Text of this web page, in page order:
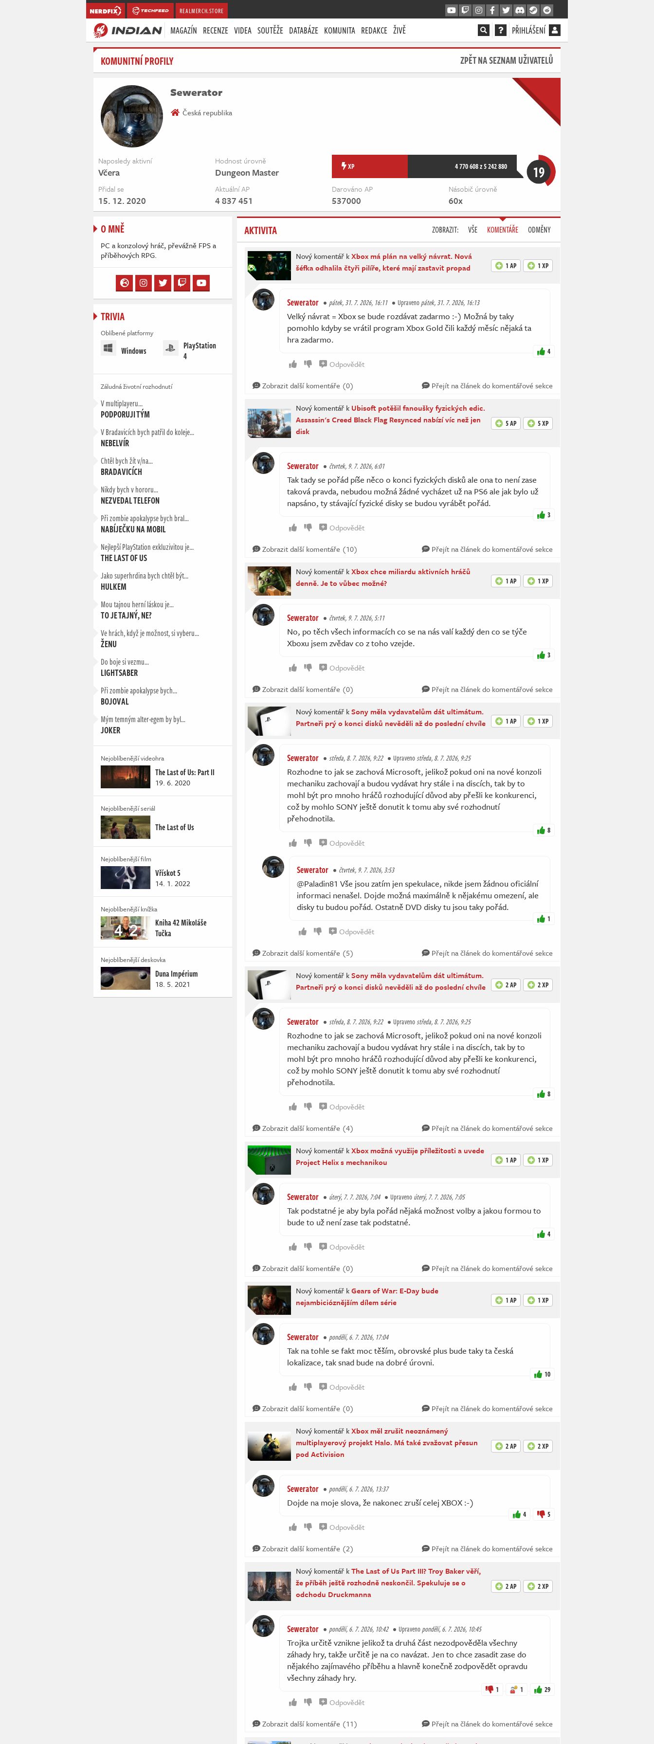
REALMERCH.STORE
MAGAZÍN RECENZE VIDEA SOUTĚŽE DATABÁZE KOMUNITA REDAKCE ŽIVĚ PŘIHLÁŠENÍ
KOMUNITNÍ PROFILY ZPĚT NA SEZNAM UŽIVATELŮ
Sewerator
Česká republika
Naposledy aktivní
Včera
Hodnost úrovně
Dungeon Master XP 4 770 608 z 5 242 880 19
Přidal se
15. 12. 2020
Aktuální AP
4 837 451
Darováno AP
537000
Násobič úrovně
60x
O MNĚ
PC a konzolový hráč, převážně FPS a
příběhových RPG.
TRIVIA
Oblíbené platformy
Windows
PlayStation
4
Záludná životní rozhodnutí
V multiplayeru...
PODPORUJI TÝM
V Bradavicích bych patřil do koleje…
NEBELVÍR
Chtěl bych žít v/na…
BRADAVICÍCH
Nikdy bych v hororu…
NEZVEDAL TELEFON
Při zombie apokalypse bych bral…
NABÍJEČKU NA MOBIL
Nejlepší PlayStation exkluzivitou je...
THE LAST OF US
Jako superhrdina bych chtěl být...
HULKEM
Mou tajnou herní láskou je…
TO JE TAJNÝ, NE?
Ve hrách, když je možnost, si vyberu...
ŽENU
Do boje si vezmu…
LIGHTSABER
Při zombie apokalypse bych...
BOJOVAL
Mým temným alter-egem by byl…
JOKER
Nejoblíbenější videohra
The Last of Us: Part II
19. 6. 2020
Nejoblíbenější seriál
The Last of Us
Nejoblíbenější film
Vřískot 5
14. 1. 2022
Nejoblíbenější knížka
Kniha 42 Mikoláše
Tučka
Nejoblíbenější deskovka
Duna Impérium
18. 5. 2021
AKTIVITA ZOBRAZIT: VŠE KOMENTÁŘE ODMĚNY
Nový komentář kXbox má plán na velký návrat. Nová
šéfka odhalila čtyři pilíře, které mají zastavit propad
1 AP 1 XP
Sewerator pátek, 31. 7. 2026, 16:11 Upravenopátek, 31. 7. 2026, 16:13
Velký návrat = Xbox se bude rozdávat zadarmo :-) Možná by taky
pomohlo kdyby se vrátil program Xbox Gold čili každý měsíc nějaká ta
hra zadarmo.
4
Odpovědět
Zobrazit další komentáře (0)
Přejít na článek do komentářové sekce
Nový komentář k Ubisoft potěšil fanoušky fyzických edic.
Assassin's Creed Black Flag Resynced nabízí víc než jen
disk
5 AP 5 XP
Sewerator čtvrtek, 9. 7. 2026, 6:01
Tak tady se pořád píše něco o konci fyzických disků ale ona to není zase
taková pravda, nebudou možná žádné vycházet už na PS6 ale jak bylo už
napsáno, ty stávající fyzické disky se budou vyrábět pořád.
3
Odpovědět
Zobrazit další komentáře (10)
Přejít na článek do komentářové sekce
Nový komentář kXbox chce miliardu aktivních hráčů
denně. Je to vůbec možné?
1 AP 1 XP
Sewerator čtvrtek, 9. 7. 2026, 5:11
No, po těch všech informacích co se na nás valí každý den co se týče
Xboxu jsem zvědav co z toho vzejde.
3
Odpovědět
Zobrazit další komentáře (0)
Přejít na článek do komentářové sekce
Nový komentář kSony měla vydavatelům dát ultimátum.
Partneři prý o konci disků nevěděli až do poslední chvíle
1 AP 1 XP
Sewerator středa, 8. 7. 2026, 9:22 Upravenostředa, 8. 7. 2026, 9:25
Rozhodne to jak se zachová Microsoft, jelikož pokud oni na nové konzoli
mechaniku zachovají a budou vydávat hry stále i na discích, tak by to
mohl být pro mnoho hráčů rozhodující důvod aby přešli ke konkurenci,
což by mohlo SONY ještě donutit k tomu aby své rozhodnutí
přehodnotila.
8
Odpovědět
Sewerator čtvrtek, 9. 7. 2026, 3:53
@Paladin81 Vše jsou zatím jen spekulace, nikde jsem žádnou oficiální
informaci nenašel. Dojde možná maximálně k nějakému omezení, ale
disky tu budou pořád. Ostatně DVD disky tu jsou taky pořád.
1
Odpovědět
Zobrazit další komentáře (5)
Přejít na článek do komentářové sekce
Nový komentář kSony měla vydavatelům dát ultimátum.
Partneři prý o konci disků nevěděli až do poslední chvíle
2 AP 2 XP
Sewerator středa, 8. 7. 2026, 9:22 Upravenostředa, 8. 7. 2026, 9:25
Rozhodne to jak se zachová Microsoft, jelikož pokud oni na nové konzoli
mechaniku zachovají a budou vydávat hry stále i na discích, tak by to
mohl být pro mnoho hráčů rozhodující důvod aby přešli ke konkurenci,
což by mohlo SONY ještě donutit k tomu aby své rozhodnutí
přehodnotila.
8
Odpovědět
Zobrazit další komentáře (4)
Přejít na článek do komentářové sekce
Nový komentář kXbox možná využije příležitosti a uvede
Project Helix s mechanikou
1 AP 1 XP
Sewerator úterý, 7. 7. 2026, 7:04 Upravenoúterý, 7. 7. 2026, 7:05
Tak podstatné je aby byla pořád nějaká možnost volby a jakou formou to
bude to už není zase tak podstatné.
4
Odpovědět
Zobrazit další komentáře (0)
Přejít na článek do komentářové sekce
Nový komentář kGears of War: E-Day bude
nejambicióznějším dílem série
1 AP 1 XP
Sewerator pondělí, 6. 7. 2026, 17:04
Tak na tohle se fakt moc těším, obrovské plus bude taky ta česká
lokalizace, tak snad bude na dobré úrovni.
10
Odpovědět
Zobrazit další komentáře (0)
Přejít na článek do komentářové sekce
Nový komentář kXbox měl zrušit neoznámený
multiplayerový projekt Halo. Má také zvažovat přesun
pod Activision
2 AP 2 XP
Sewerator pondělí, 6. 7. 2026, 13:37
Dojde na moje slova, že nakonec zruší celej XBOX :-)
4 5
Odpovědět
Zobrazit další komentáře (2)
Přejít na článek do komentářové sekce
Nový komentář kThe Last of Us Part III? Troy Baker věří,
že příběh ještě rozhodně neskončil. Spekuluje se o
odchodu Druckmanna
2 AP 2 XP
Sewerator pondělí, 6. 7. 2026, 10:42 Upravenopondělí, 6. 7. 2026, 10:45
Trojka určitě vznikne jelikož ta druhá část nezodpověděla všechny
záhady hry, takže určitě je na co navázat. Jen to chce zasadit zase do
nějakého zajímavého příběhu a hlavně konečně zodpovědět opravdu
všechny záhady hry.
1 1 29
Odpovědět
Zobrazit další komentáře (11)
Přejít na článek do komentářové sekce